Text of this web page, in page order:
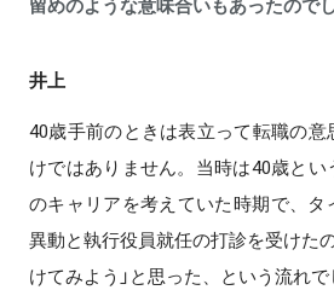
井上
40歳手前のときは表立って転職の意
けではありません。当時は40歳と
のキャリアを考えていた時期で、タ
異動と執行役員就任の打診を受けた
けてみよう」と思った、という流れで